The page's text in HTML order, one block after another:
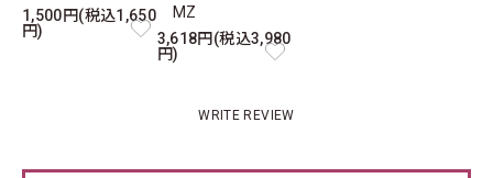
1,500円(税込1,650
円)
MZ
3,618円(税込3,980
円)
WRITE REVIEW